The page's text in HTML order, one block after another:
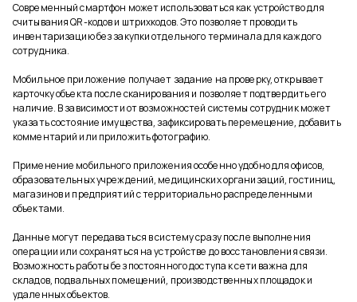
Современный смартфон может использоваться как устройство для
считывания QR-кодов и штрихкодов. Это позволяет проводить
инвентаризацию без закупки отдельного терминала для каждого
сотрудника.
Мобильное приложение получает задание на проверку, открывает
карточку объекта после сканирования и позволяет подтвердить его
наличие. В зависимости от возможностей системы сотрудник может
указать состояние имущества, зафиксировать перемещение, добавить
комментарий или приложить фотографию.
Применение мобильного приложения особенно удобно для офисов,
образовательных учреждений, медицинских организаций, гостиниц,
магазинов и предприятий с территориально распределенными
объектами.
Данные могут передаваться в систему сразу после выполнения
операции или сохраняться на устройстве до восстановления связи.
Возможность работы без постоянного доступа к сети важна для
складов, подвальных помещений, производственных площадок и
удаленных объектов.